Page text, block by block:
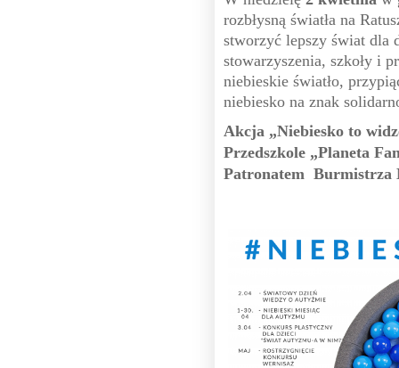
rozbłysną światła na
stworzyć lepszy świat dla
stowarzyszenia, szkoły i
niebieskie światło,
niebiesko na znak
Akcja „Niebiesko to
Przedszkole „Planeta
Patronatem Burmistrza